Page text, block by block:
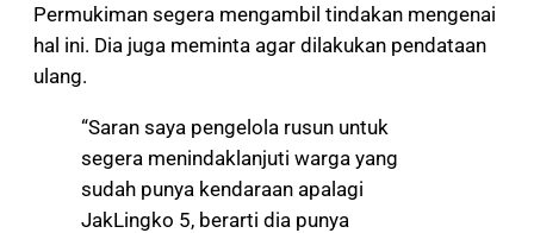
Permukiman segera mengambil tindakan mengenai
hal ini. Dia juga meminta agar dilakukan pendataan
ulang.
“Saran saya pengelola rusun untuk
segera menindaklanjuti warga yang
sudah punya kendaraan apalagi
JakLingko 5, berarti dia punya